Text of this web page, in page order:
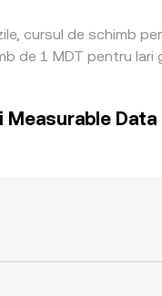
cursul de schimb
de 1 MDT pentru
Data